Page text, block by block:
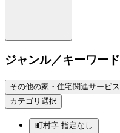
ジャンル／キーワード
その他の家・住宅関連サービス
カテゴリ選択
町村字 指定なし